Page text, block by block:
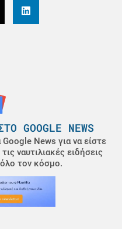
GOOGLE NEWS
News για να είστε
ναυτιλιακές ειδήσεις
τον κόσμο.